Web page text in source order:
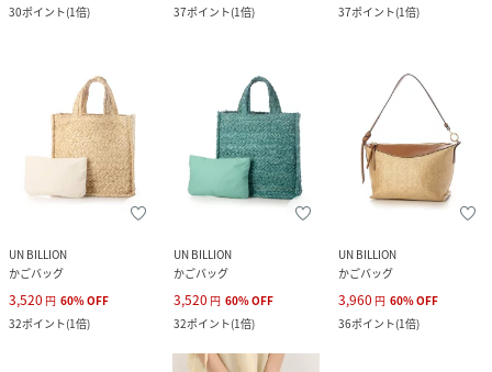
30ポイント(1倍)
37ポイント(1倍)
37ポイント(1倍)
UN BILLION
かごバッグ
3,520 円 60%OFF
32ポイント(1倍)
UN BILLION
かごバッグ
3,520 円 60%OFF
32ポイント(1倍)
UN BILLION
かごバッグ
3,960 円 60%OFF
36ポイント(1倍)